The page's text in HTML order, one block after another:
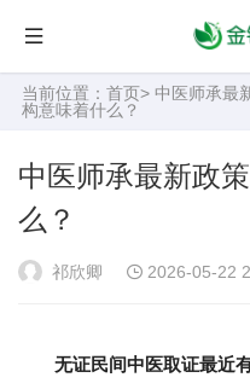
当前位置： 首页> 中医师承最
构意味着什么？
中医师承最新政
么？
祁欣卿 2026-05-22
无证民间中医取证最近